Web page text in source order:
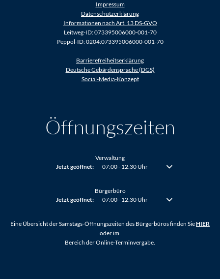
Impressum
Datenschutzerklärung
Informationen nach Art. 13 DS-GVO
Leitweg-ID: 073395006000-001-70
Peppol-ID: 0204:073395006000-001-70
Barrierefreiheitserklärung
Deutsche Gebärdensprache (DGS)
Social-Media-Konzept
Öffnungszeiten
Verwaltung
Klicken, um weitere Öffnungs- oder Schließzeiten auszublenden
Jetzt geöffnet: 07:00- 12:30Uhr Von 07:00 bis 12:30
Bürgerbüro
Klicken, um weitere Öffnungs- oder Schließzeiten auszublenden
Jetzt geöffnet: 07:00- 12:30Uhr Von 07:00 bis 12:30
Eine Übersicht der Samstags-Öffnungszeiten des Bürgerbüros finden SieHIER
oder im
Bereich der Online-Terminvergabe.